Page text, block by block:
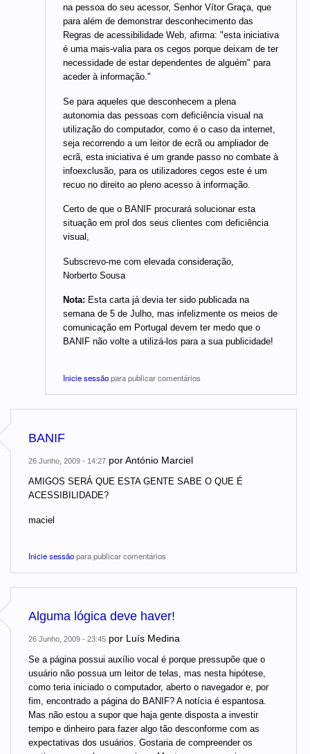
na pessoa do seu acessor, Senhor Vítor Graça, que
para além de demonstrar desconhecimento das
Regras de acessibilidade Web, afirma: "esta iniciativa
é uma mais-valia para os cegos porque deixam de ter
necessidade de estar dependentes de alguém" para
aceder à informação."
Se para aqueles que desconhecem a plena
autonomia das pessoas com deficiência visual na
utilização do computador, como é o caso da internet,
seja recorrendo a um leitor de ecrã ou ampliador de
ecrã, esta iniciativa é um grande passo no combate à
infoexclusão, para os utilizadores cegos este é um
recuo no direito ao pleno acesso à informação.
Certo de que o BANIF procurará solucionar esta
situação em prol dos seus clientes com deficiência
visual,
Subscrevo-me com elevada consideração,
Norberto Sousa
Nota: Esta carta já devia ter sido publicada na
semana de 5 de Julho, mas infelizmente os meios de
comunicação em Portugal devem ter medo que o
BANIF não volte a utilizá-los para a sua publicidade!
Inicie sessãopara publicar comentários
BANIF
26 Junho, 2009 - 14:27 porAntónio Marciel
AMIGOS SERÁ QUE ESTA GENTE SABE O QUE É
ACESSIBILIDADE?
maciel
Inicie sessãopara publicar comentários
Alguma lógica deve haver!
26 Junho, 2009 - 23:45 por Luís Medina
Se a página possui auxílio vocal é porque pressupõe que o
usuário não possua um leitor de telas, mas nesta hipótese,
como teria iniciado o computador, aberto o navegador e, por
fim, encontrado a página do BANIF? A notícia é espantosa.
Mas não estou a supor que haja gente disposta a investir
tempo e dinheiro para fazer algo tão desconforme com as
expectativas dos usuários. Gostaria de compreender os